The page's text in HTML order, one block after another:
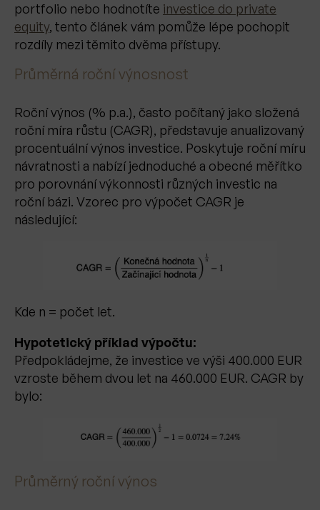
portfolio nebo hodnotíte investice do private
equity, tento článek vám pomůže lépe pochopit
rozdíly mezi těmito dvěma přístupy.
Průměrná roční výnosnost
Roční výnos (% p.a.), často počítaný jako složená
roční míra růstu (CAGR), představuje anualizovaný
procentuální výnos investice. Poskytuje roční míru
návratnosti a nabízí jednoduché a obecné měřítko
pro porovnání výkonnosti různých investic na
roční bázi. Vzorec pro výpočet CAGR je
následující:
Kde n = počet let.
Hypotetický příklad výpočtu:
Předpokládejme, že investice ve výši 400.000 EUR
vzroste během dvou let na 460.000 EUR. CAGR by
bylo:
Průměrný roční výnos